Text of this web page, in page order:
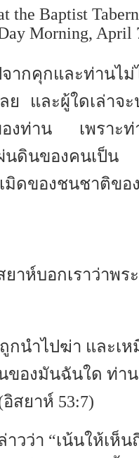
the Baptist
Morning, April
ากคุกและท่านไม่
ย และผู้ใดเล่าจะ
งท่าน เพราะท่
ผ่นดินของคนเ
เมิดของชนชาติ
ห์บอกเราว่าพร
กนำไปฆ่า และเ
ของมันฉันใด ท่า
สยาห์ 53:7)
าวว่า “เน้นให้เ